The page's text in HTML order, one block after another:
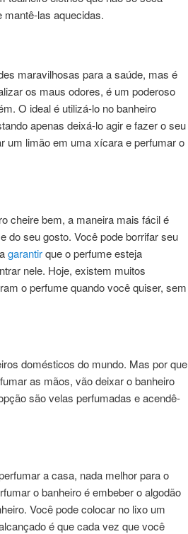
las aquecidas.
maravilhosas para a saúde, mas é
os maus odores, é um poderoso
O ideal é utilizá-lo no banheiro
apenas deixá-lo agir e fazer o seu
um limão em uma xícara e perfumar o
cheire bem, a maneira mais fácil é
do seu gosto. Você pode borrifar seu
garantirque o perfume esteja
nele. Hoje, existem muitos
o perfume quando você quiser, sem
domésticos do mundo. Mas por que
as mãos, vão deixar o banheiro
são velas perfumadas e acendê-
a casa, nada melhor para o
o banheiro é embeber o algodão
Você pode colocar no lixo um
é que cada vez que você